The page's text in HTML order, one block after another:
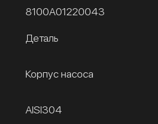
8100A01220043
Деталь
Корпус насоса
AISI304